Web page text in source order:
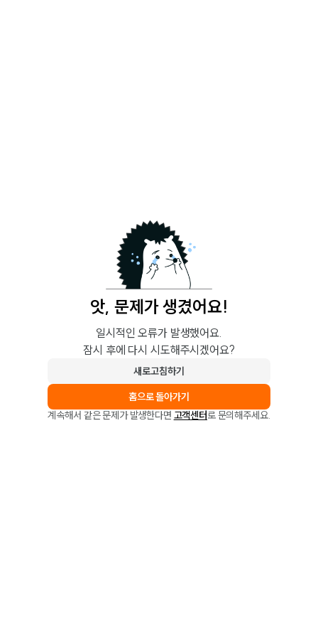
앗, 문제가 생겼어요!
일시적인 오류가 발생했어요.
잠시 후에 다시 시도해주시겠어요?
새로고침하기
홈으로 돌아가기
계속해서 같은 문제가 발생한다면 고객센터로 문의해주세요.